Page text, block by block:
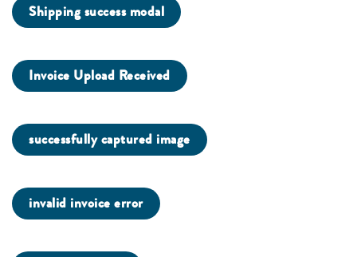
Shipping success modal
Invoice Upload Received
successfully captured image
invalid invoice error